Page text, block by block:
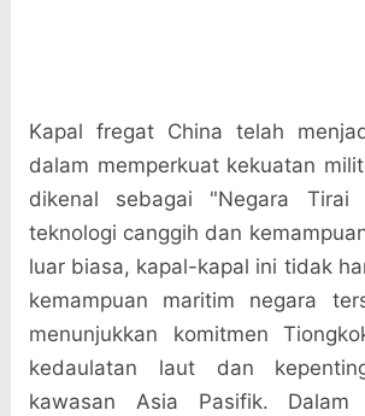
Kapal fregat China telah
dalam memperkuat kekuatan
dikenal sebagai "Negara Tirai
teknologi canggih dan
luar biasa, kapal-kapal ini tidak
kemampuan maritim negara
menunjukkan komitmen
kedaulatan laut dan
kawasan Asia Pasifik. Dalam